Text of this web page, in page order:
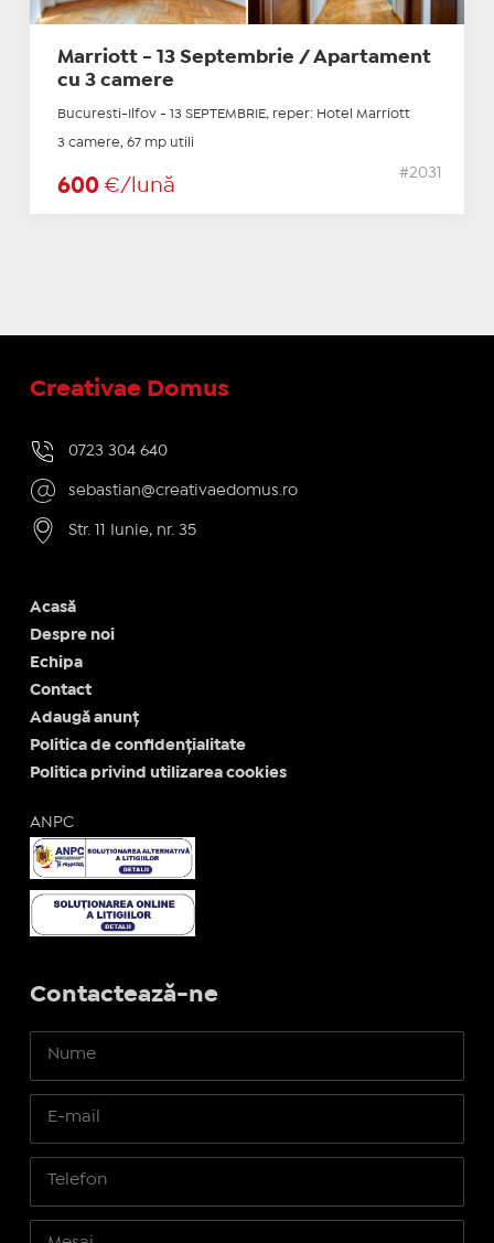
Marriott - 13 Septembrie / Apartament
cu 3 camere
Bucuresti-Ilfov - 13 SEPTEMBRIE, reper: Hotel Marriott
3 camere, 67 mp utili
600 €/lună
#2031
Creativae Domus
0723 304 640
sebastian@creativaedomus.ro
Str. 11 Iunie, nr. 35
Acasă
Despre noi
Echipa
Contact
Adaugă anunț
Politica de confidențialitate
Politica privind utilizarea cookies
ANPC
Contactează-ne